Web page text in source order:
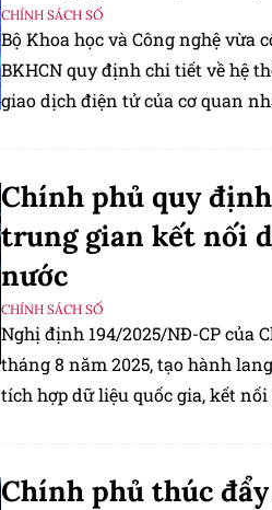
CHÍNH SÁCH SỐ
Bộ Khoa học và Công nghệ vừa
BKHCN quy định chi tiết về hệ
giao dịch điện tử của cơ quan
Chính phủ quy
trung gian kết nối
nước
CHÍNH SÁCH SỐ
Nghị định 194/2025/NĐ-CP của
tháng 8 năm 2025, tạo hành
tích hợp dữ liệu quốc gia, kết
Chính phủ thúc